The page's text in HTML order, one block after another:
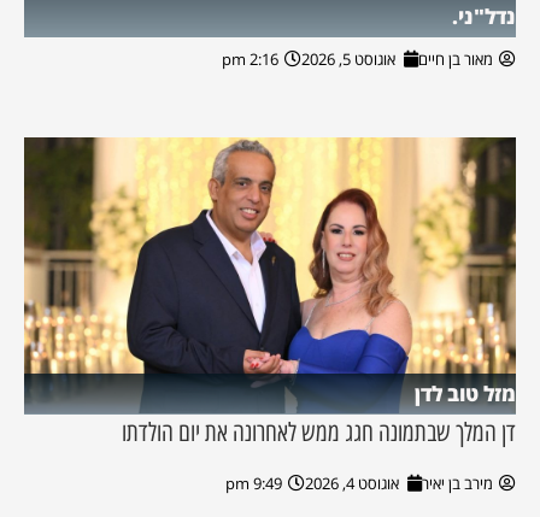
נדל"ני.
מאור בן חיים אוגוסט 5, 2026 2:16 pm
מזל טוב לדן
דן המלך שבתמונה חגג ממש לאחרונה את יום הולדתו
מירב בן יאיר אוגוסט 4, 2026 9:49 pm